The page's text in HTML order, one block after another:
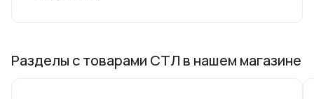
«инструменты», позволяющие лечение
сделать более результативным,
Разделы с товарами СТЛ в нашем магазине